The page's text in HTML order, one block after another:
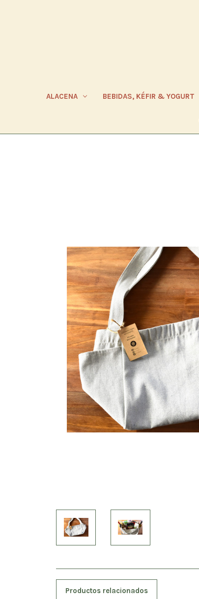
ALACENA BEBIDAS, KÉFIR & YOGURT
Productos relacionados